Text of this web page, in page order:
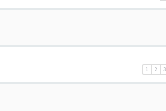
1 2 3